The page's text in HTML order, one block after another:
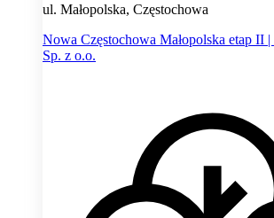
ul. Małopolska, Częstochowa
Nowa Częstochowa Małopolska etap II
Sp. z o.o.